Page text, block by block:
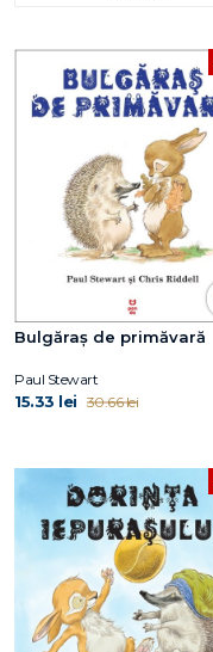
Bulgăraș de primăvară
Paul Stewart
15.33 lei 30.66 lei